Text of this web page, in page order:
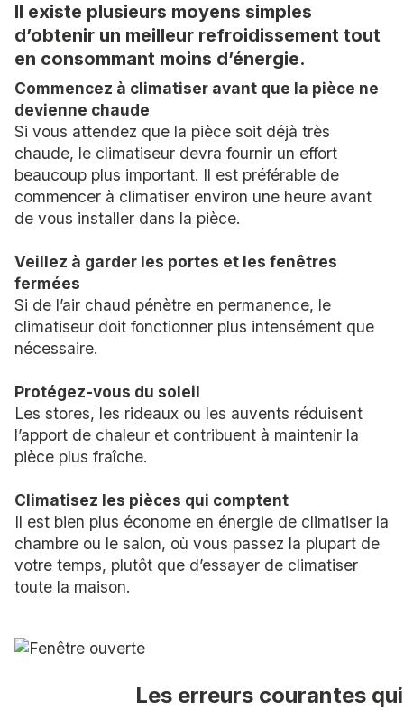
Il existe plusieurs moyens simples
d’obtenir un meilleur refroidissement tout
en consommant moins d’énergie.
Commencez à climatiser avant que la pièce ne
devienne chaude
Si vous attendez que la pièce soit déjà très
chaude, le climatiseur devra fournir un effort
beaucoup plus important. Il est préférable de
commencer à climatiser environ une heure avant
de vous installer dans la pièce.
Veillez à garder les portes et les fenêtres
fermées
Si de l’air chaud pénètre en permanence, le
climatiseur doit fonctionner plus intensément que
nécessaire.
Protégez-vous du soleil
Les stores, les rideaux ou les auvents réduisent
l’apport de chaleur et contribuent à maintenir la
pièce plus fraîche.
Climatisez les pièces qui comptent
Il est bien plus économe en énergie de climatiser la
chambre ou le salon, où vous passez la plupart de
votre temps, plutôt que d’essayer de climatiser
toute la maison.
Les erreurs courantes qui